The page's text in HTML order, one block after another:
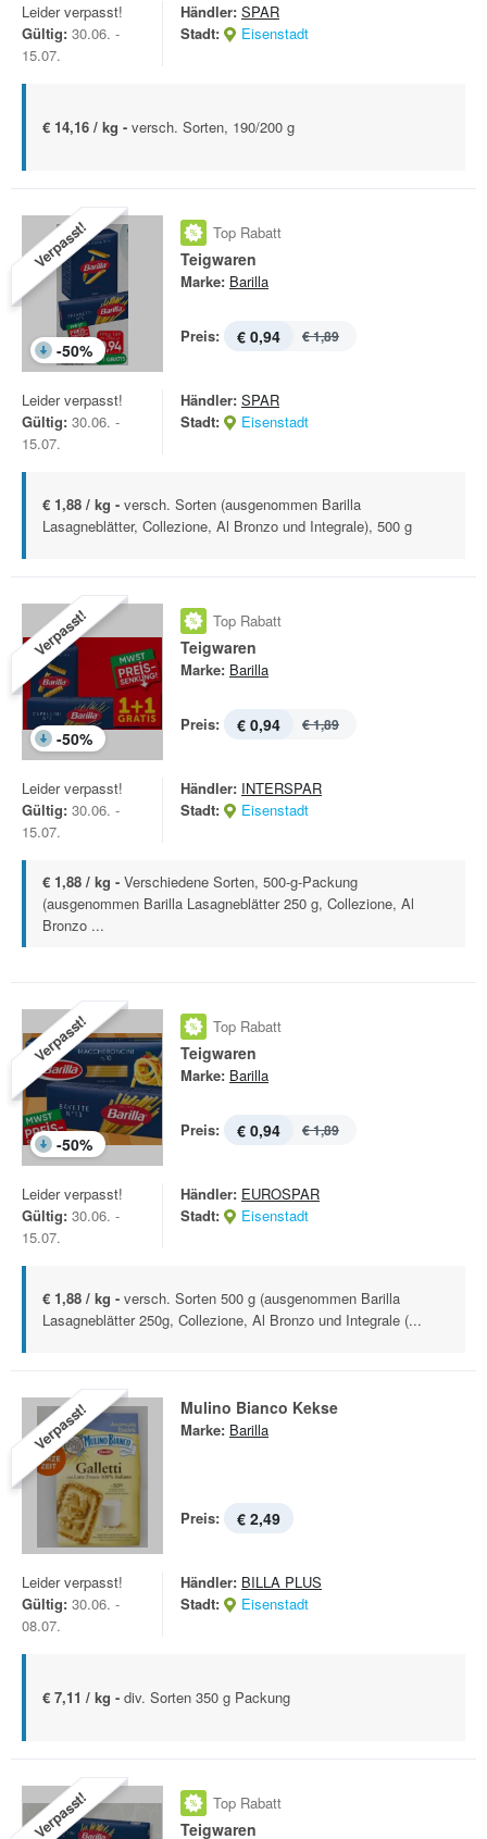
Leider verpasst!
Gültig: 30.06. -
15.07.
Händler: SPAR
Stadt:
Eisenstadt
€ 14,16 / kg - versch. Sorten, 190/200 g
Verpasst!
-50%
Top Rabatt
Teigwaren
Marke: Barilla
Preis: € 0,94 € 1,89
Leider verpasst!
Gültig: 30.06. -
15.07.
Händler: SPAR
Stadt:
Eisenstadt
€ 1,88 / kg - versch. Sorten (ausgenommen Barilla
Lasagneblätter, Collezione, Al Bronzo und Integrale), 500 g
Verpasst!
-50%
Top Rabatt
Teigwaren
Marke: Barilla
Preis: € 0,94 € 1,89
Leider verpasst!
Gültig: 30.06. -
15.07.
Händler: INTERSPAR
Stadt:
Eisenstadt
€ 1,88 / kg - Verschiedene Sorten, 500-g-Packung
(ausgenommen Barilla Lasagneblätter 250 g, Collezione, Al
Bronzo ...
Verpasst!
-50%
Top Rabatt
Teigwaren
Marke: Barilla
Preis: € 0,94 € 1,89
Leider verpasst!
Gültig: 30.06. -
15.07.
Händler: EUROSPAR
Stadt:
Eisenstadt
€ 1,88 / kg - versch. Sorten 500 g (ausgenommen Barilla
Lasagneblätter 250g, Collezione, Al Bronzo und Integrale (...
Verpasst! Mulino Bianco Kekse
Marke: Barilla
Preis: € 2,49
Leider verpasst!
Gültig: 30.06. -
08.07.
Händler: BILLA PLUS
Stadt:
Eisenstadt
€ 7,11 / kg - div. Sorten 350 g Packung
Verpasst! Top Rabatt
Teigwaren